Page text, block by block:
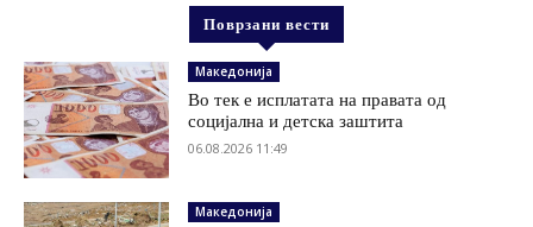
Поврзани вести
Македонија
Во тек е исплатата на правата од
социјална и детска заштита
06.08.2026 11:49
Македонија